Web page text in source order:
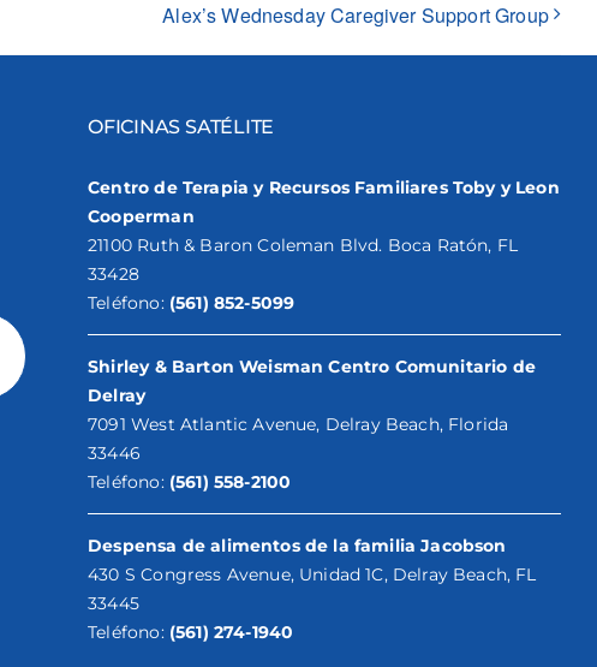
Alex’s Wednesday Caregiver Support Group
OFICINAS SATÉLITE
Centro de Terapia y Recursos Familiares Toby y Leon
Cooperman
21100 Ruth & Baron Coleman Blvd. Boca Ratón, FL
33428
Teléfono: (561) 852-5099
Shirley & Barton Weisman Centro Comunitario de
Delray
7091 West Atlantic Avenue, Delray Beach, Florida
33446
Teléfono: (561) 558-2100
Despensa de alimentos de la familia Jacobson
430 S Congress Avenue, Unidad 1C, Delray Beach, FL
33445
Teléfono: (561) 274-1940